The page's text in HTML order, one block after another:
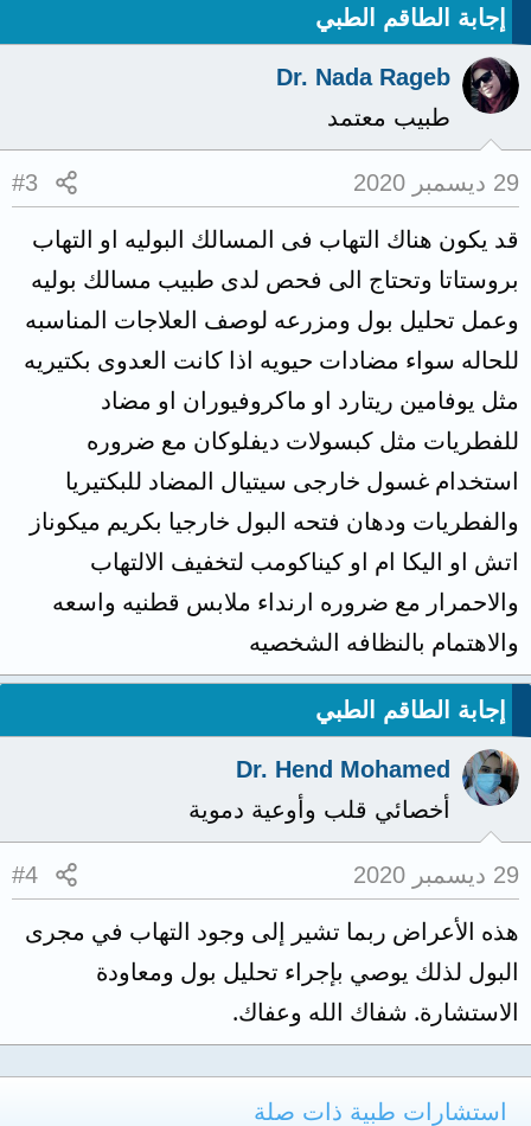
إجابة الطاقم الطبي
Dr. Nada Rageb
طبيب معتمد
29 ديسمبر 2020 #3
قد يكون هناك التهاب فى المسالك البوليه او التهاب
بروستاتا وتحتاج الى فحص لدى طبيب مسالك بوليه
وعمل تحليل بول ومزرعه لوصف العلاجات المناسبه
للحاله سواء مضادات حيويه اذا كانت العدوى بكتيريه
مثل يوفامين ريتارد او ماكروفيوران او مضاد
للفطريات مثل كبسولات ديفلوكان مع ضروره
استخدام غسول خارجى سيتيال المضاد للبكتيريا
والفطريات ودهان فتحه البول خارجيا بكريم ميكوناز
اتش او اليكا ام او كيناكومب لتخفيف الالتهاب
والاحمرار مع ضروره ارنداء ملابس قطنيه واسعه
والاهتمام بالنظافه الشخصيه
إجابة الطاقم الطبي
Dr. Hend Mohamed
أخصائي قلب وأوعية دموية
29 ديسمبر 2020 #4
هذه الأعراض ربما تشير إلى وجود التهاب في مجرى
البول لذلك يوصي بإجراء تحليل بول ومعاودة
الاستشارة. شفاك الله وعفاك.
استشارات طبية ذات صلة